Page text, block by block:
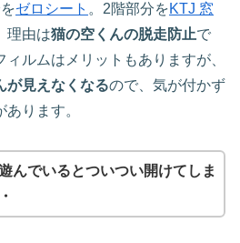
ゼロシート 。2階部分をKTJ 窓
理由は猫の空くんの脱走防止で
ルムはメリットもありますが、
が見えなくなるので、気が付かず
ります。
んでいるとついつい開けてしま